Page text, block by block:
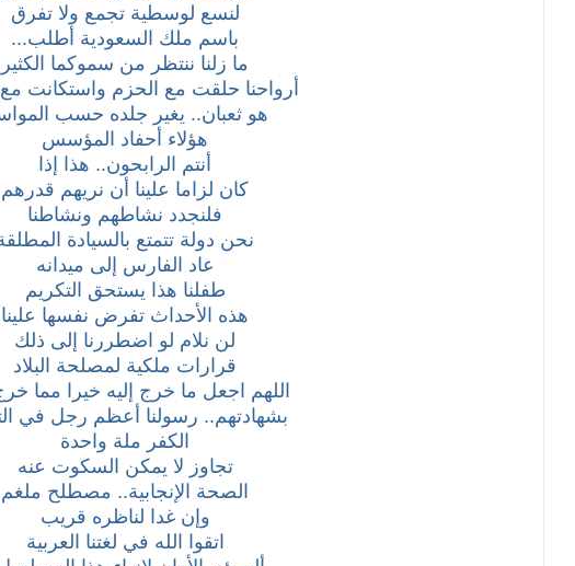
لنسع لوسطية تجمع ولا تفرق
باسم ملك السعودية أطلب...
ما زلنا ننتظر من سموكما الكثير
أرواحنا حلقت مع الحزم واستكانت مع
هو ثعبان.. يغير جلده حسب
هؤلاء أحفاد المؤسس
أنتم الرابحون.. هذا إذا
كان لزاما علينا أن نريهم قدرهم
فلنجدد نشاطهم ونشاطنا
نحن دولة تتمتع بالسيادة
عاد الفارس إلى ميدانه
طفلنا هذا يستحق التكريم
هذه الأحداث تفرض نفسها علينا
لن نلام لو اضطررنا إلى ذلك
قرارات ملكية لمصلحة البلاد
اللهم اجعل ما خرج إليه خيرا مما
بشهادتهم.. رسولنا أعظم رجل في
الكفر ملة واحدة
تجاوز لا يمكن السكوت عنه
الصحة الإنجابية.. مصطلح ملغم
وإن غدا لناظره قريب
اتقوا الله في لغتنا العربية